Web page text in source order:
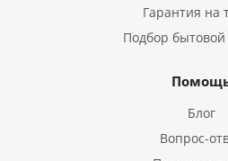
Гарантия на
Подбор бытовой
Блог
Вопрос-